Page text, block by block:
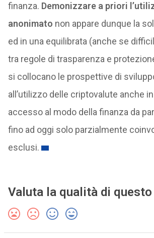
finanza. Demonizzare a priori
anonimato non appare dunque la
ed in una equilibrata (anche se
tra regole di trasparenza e
si collocano le prospettive di
all’utilizzo delle criptovalute anche
accesso al modo della finanza da
fino ad oggi solo parzialmente
esclusi.
Valuta la qualità di